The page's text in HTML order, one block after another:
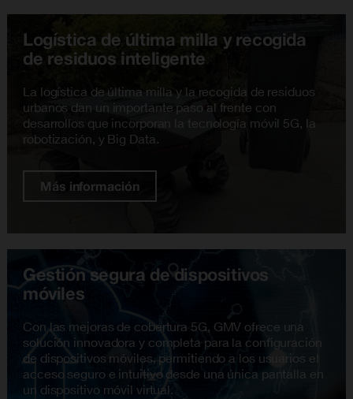
Logística de última milla y recogida
de residuos inteligente
La logística de última milla y la recogida de residuos
urbanos dan un importante paso al frente con
desarrollos que incorporan la tecnología móvil 5G, la
robotización, y Big Data.
Más información
Gestión segura de dispositivos
móviles
Con las mejoras de cobertura 5G, GMV ofrece una
solución innovadora y completa para la configuración
de dispositivos móviles, permitiendo a los usuarios el
acceso seguro e intuitivo desde una única pantalla en
un dispositivo móvil virtual.